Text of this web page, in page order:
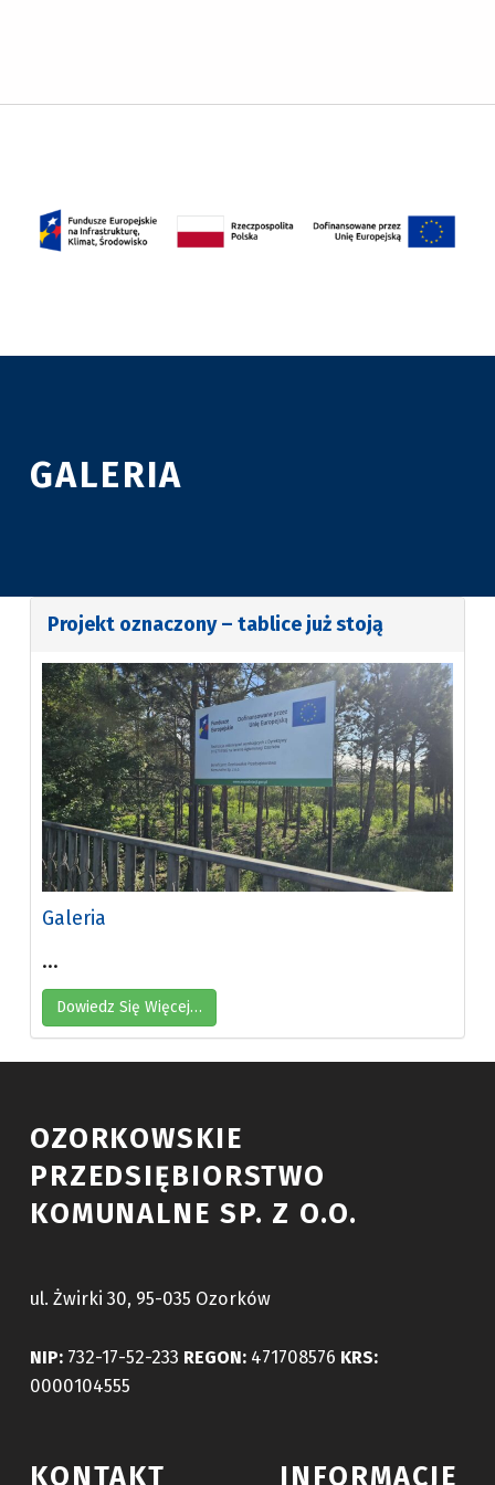
GALERIA
Projekt oznaczony – tablice już stoją
Galeria
...
Dowiedz Się Więcej…
Skip back to main navigation
OZORKOWSKIE
PRZEDSIĘBIORSTWO
KOMUNALNE SP. Z O.O.
ul. Żwirki 30, 95-035 Ozorków
NIP:732-17-52-233 REGON:471708576 KRS:
0000104555
KONTAKT INFORMACJE